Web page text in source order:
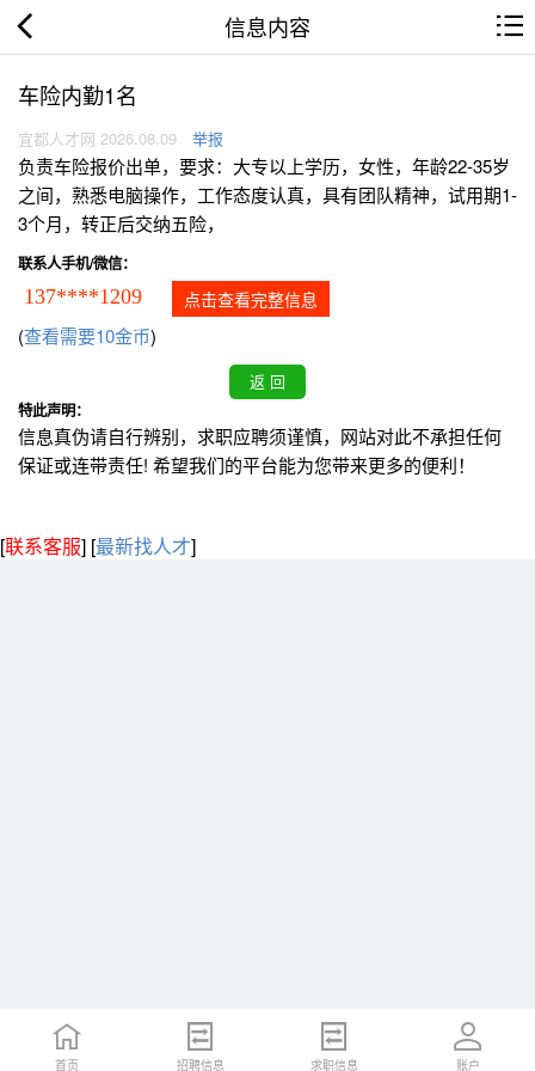
信息内容
车险内勤1名
宜都人才网 2026.08.09 举报
负责车险报价出单，要求：大专以上学历，女性，年龄22-35岁
之间，熟悉电脑操作，工作态度认真，具有团队精神，试用期1-
3个月，转正后交纳五险，
联系人手机/微信：
137****1209 点击查看完整信息
(查看需要10金币)
特此声明：
信息真伪请自行辨别，求职应聘须谨慎，网站对此不承担任何
保证或连带责任! 希望我们的平台能为您带来更多的便利！
[联系客服] [最新找人才]
首页 招聘信息 求职信息 账户